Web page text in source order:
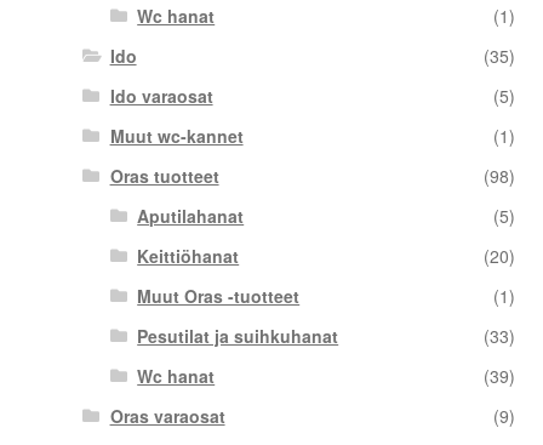
Wc hanat
(1)
Ido
(35)
Ido varaosat
(5)
Muut wc-kannet
(1)
Oras tuotteet
(98)
Aputilahanat
(5)
Keittiöhanat
(20)
Muut Oras -tuotteet
(1)
Pesutilat ja suihkuhanat
(33)
Wc hanat
(39)
Oras varaosat
(9)